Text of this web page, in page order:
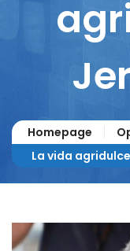
Homepage
La vida